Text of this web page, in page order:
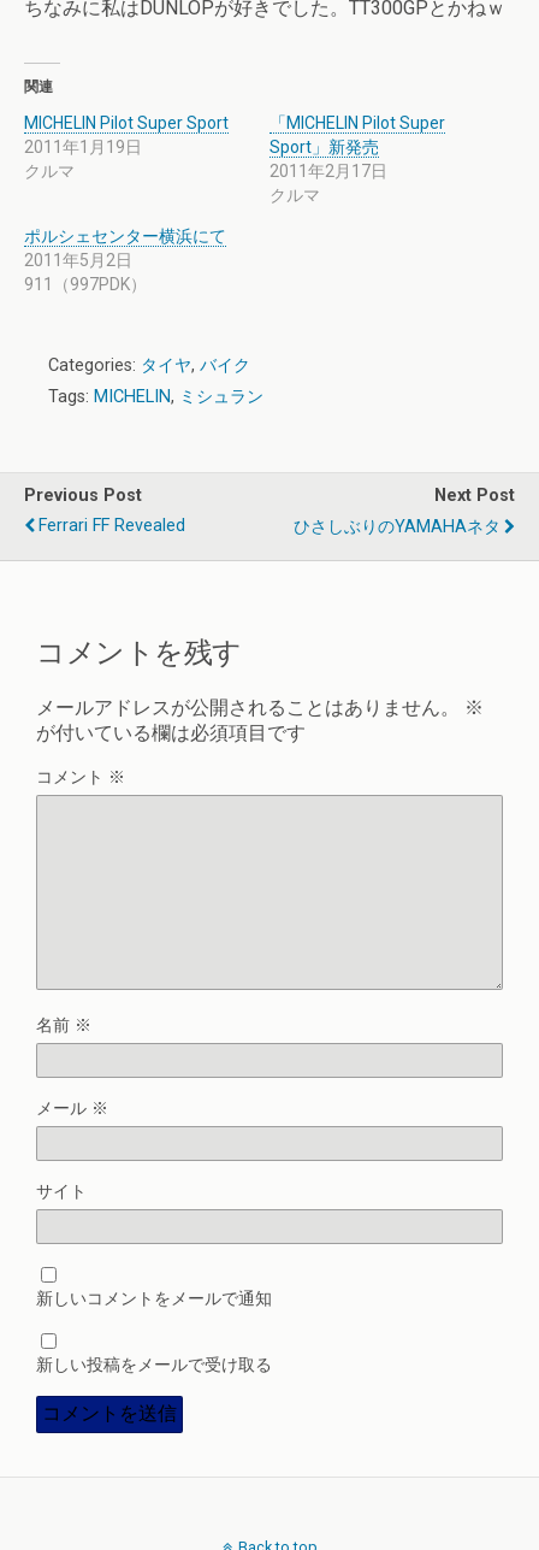
ちなみに私はDUNLOPが好きでした。TT300GPとかねｗ
関連
MICHELIN Pilot Super Sport
2011年1月19日
クルマ
「MICHELIN Pilot Super
Sport」新発売
2011年2月17日
クルマ
ポルシェセンター横浜にて
2011年5月2日
911（997PDK）
Categories: タイヤ, バイク
Tags: MICHELIN, ミシュラン
Previous Post
Ferrari FF Revealed
Next Post
ひさしぶりのYAMAHAネタ
コメントを残す
メールアドレスが公開されることはありません。
※
が付いている欄は必須項目です
コメント ※
名前 ※
メール ※
サイト
新しいコメントをメールで通知
新しい投稿をメールで受け取る